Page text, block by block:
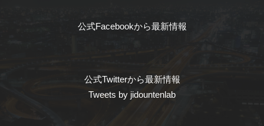
公式Facebookから最新情報
公式Twitterから最新情報
Tweets by jidountenlab